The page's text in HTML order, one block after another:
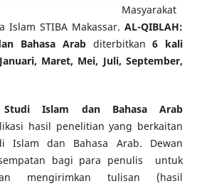
Masyarakat
Islam STIBA Makassar.AL-QIBLAH:
Bahasa Arabditerbitkan6 kali
Maret, Mei, Juli, September,
Studi Islam dan Bahasa Arab
hasil penelitian yang berkaitan
Islam dan Bahasa Arab. Dewan
bagi para penulis untuk
mengirimkan tulisan (hasil